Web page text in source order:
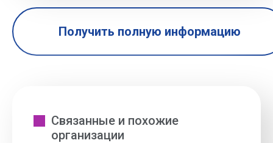
Получить полную информацию
Связанные и похожие
организации